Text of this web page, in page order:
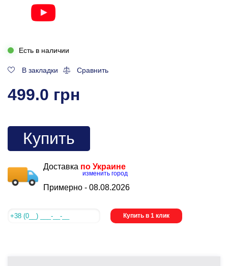
Есть в наличии
В закладки Сравнить
499.0 грн
Купить
Доставка по Украине
изменить город
Примерно - 08.08.2026
Купить в 1 клик